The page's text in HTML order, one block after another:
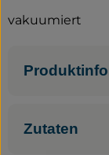
vakuumiert
Zutaten